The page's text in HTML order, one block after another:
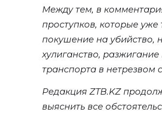
Между тем, в
проступков, которые уже
покушение на убийство,
хулиганство,
транспорта в нетрезвом
Редакция ZTB.KZ
выяснить все